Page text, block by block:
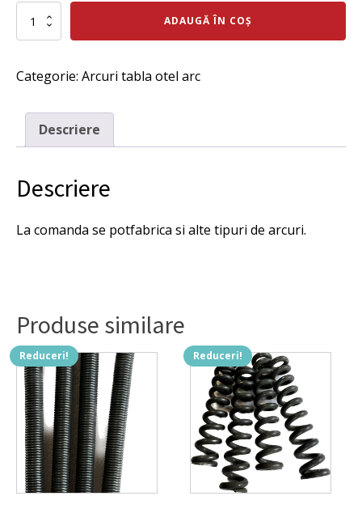
inițial
a
355 lei.
curent
este:
Cantitate
zincat,
ADAUGĂ ÎN COȘ
Categorie: Arcuri tabla otel arc
Descriere
Descriere
La comanda se potfabrica si alte tipuri de arcuri.
Produse similare
Reduceri! Reduceri!